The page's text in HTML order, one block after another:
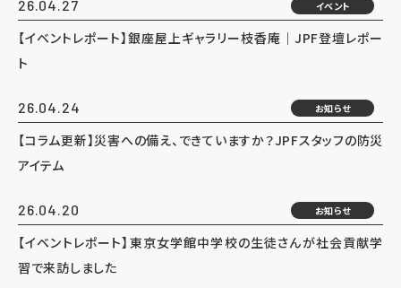
26.04.27 イベント
【イベントレポート】銀座屋上ギャラリー枝香庵｜JPF登壇レポー
ト
26.04.24 お知らせ
【コラム更新】災害への備え、できていますか？JPFスタッフの防災
アイテム
26.04.20 お知らせ
【イベントレポート】東京女学館中学校の生徒さんが社会貢献学
習で来訪しました